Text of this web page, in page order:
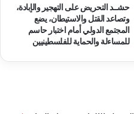
حشــد التحريض على التهجير والإبادة،
وتصاعد القتل والاستيطان، يضع
المجتمع الدولي أمام اختبار حاسم
للمساءلة والحماية للفلسطينيين